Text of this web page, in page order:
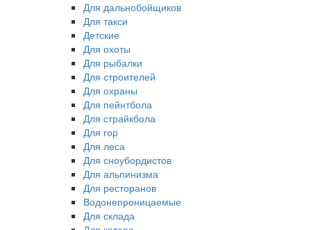
Для дальнобойщиков
Для такси
Детские
Для охоты
Для рыбалки
Для строителей
Для охраны
Для пейнтбола
Для страйкбола
Для гор
Для леса
Для сноубордистов
Для альпинизма
Для ресторанов
Водонепроницаемые
Для склада